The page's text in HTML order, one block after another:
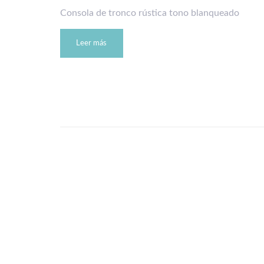
Consola de tronco rústica tono blanqueado
Leer más